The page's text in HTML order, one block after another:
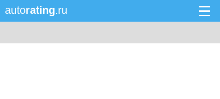
autorating.ru